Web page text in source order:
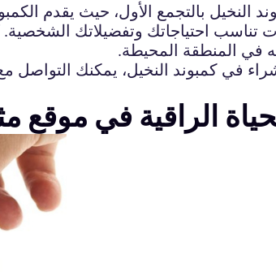
النخيل بالتجمع الأول، حيث يقدم
احتياجاتك وتفضيلاتك الشخصية.
في المنطقة المحيطة.
في كمبوند النخيل، يمكنك التواصل
الراقية في موقع